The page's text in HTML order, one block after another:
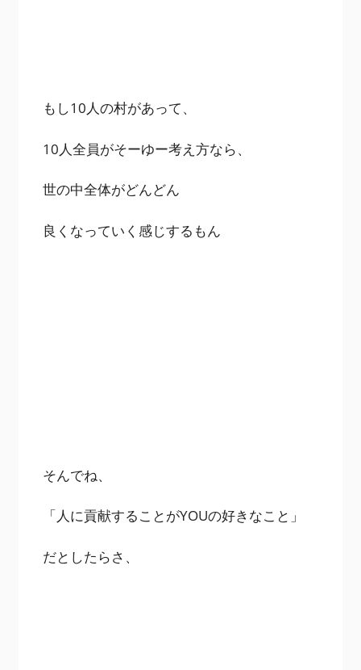
もし10人の村があって、
10人全員がそーゆー考え方なら、
世の中全体がどんどん
良くなっていく感じするもん
そんでね、
「人に貢献することがYOUの好きなこと」
だとしたらさ、